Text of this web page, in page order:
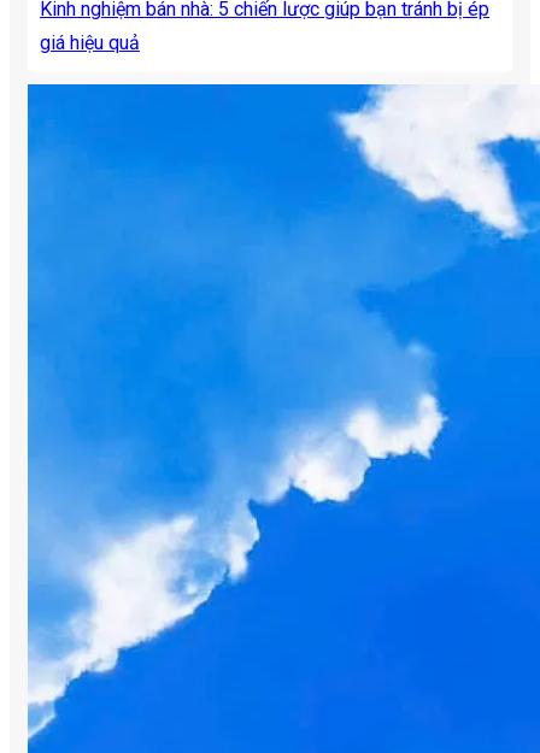
Kinh nghiệm bán nhà: 5 chiến lược giúp bạn tránh bị ép
giá hiệu quả